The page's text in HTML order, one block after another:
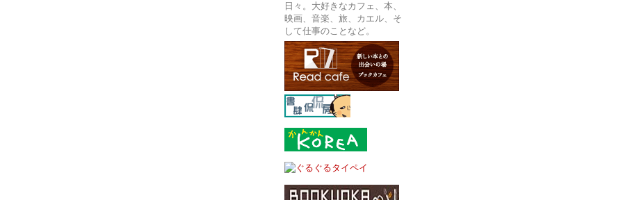
日々。大好きなカフェ、本、
映画、音楽、旅、カエル、そ
して仕事のことなど。